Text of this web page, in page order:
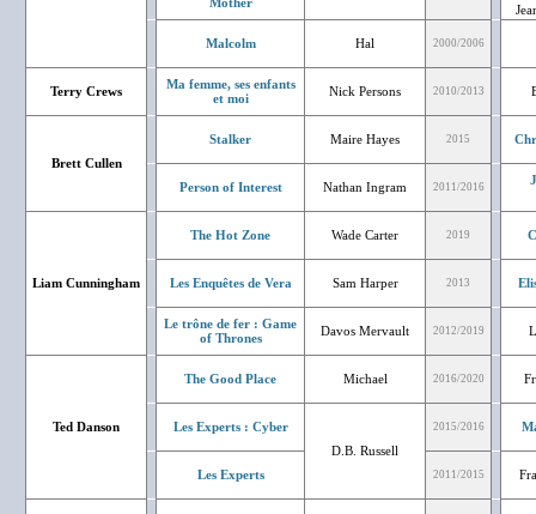
Malcolm Hal 2000/2006
Terry Crews
Ma femme, ses enfants
et moi
Nick Persons 2010/2013
Brett Cullen
Stalker Maire Hayes 2015
Person of Interest Nathan Ingram 2011/2016
Liam Cunningham
The Hot Zone Wade Carter 2019
Les Enquêtes de Vera Sam Harper 2013
Le trône de fer : Game
of Thrones
Davos Mervault 2012/2019
Ted Danson
The Good Place Michael 2016/2020
Les Experts : Cyber
D.B. Russell
2015/2016
Les Experts 2011/2015